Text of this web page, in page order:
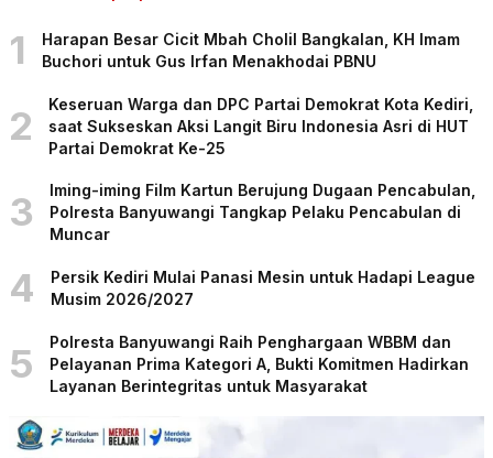
1
Harapan Besar Cicit Mbah Cholil Bangkalan, KH Imam
Buchori untuk Gus Irfan Menakhodai PBNU
2
Keseruan Warga dan DPC Partai Demokrat Kota Kediri,
saat Sukseskan Aksi Langit Biru Indonesia Asri di HUT
Partai Demokrat Ke-25
3
Iming-iming Film Kartun Berujung Dugaan Pencabulan,
Polresta Banyuwangi Tangkap Pelaku Pencabulan di
Muncar
4
Persik Kediri Mulai Panasi Mesin untuk Hadapi League
Musim 2026/2027
5
Polresta Banyuwangi Raih Penghargaan WBBM dan
Pelayanan Prima Kategori A, Bukti Komitmen Hadirkan
Layanan Berintegritas untuk Masyarakat